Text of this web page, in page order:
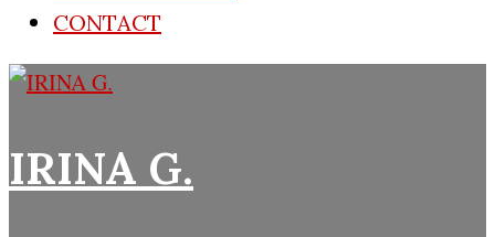
CONTACT
IRINA G.